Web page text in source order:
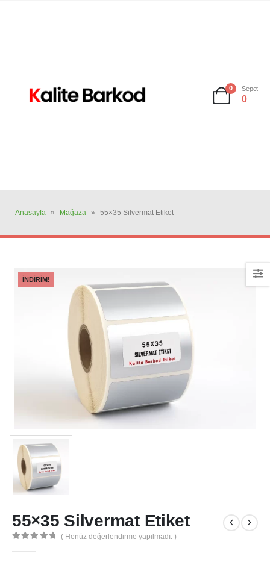
0 Sepet
0
Anasayfa » Mağaza » 55×35 Silvermat Etiket
İNDIRIM!
55×35 Silvermat Etiket
( Henüz değerlendirme yapılmadı. )